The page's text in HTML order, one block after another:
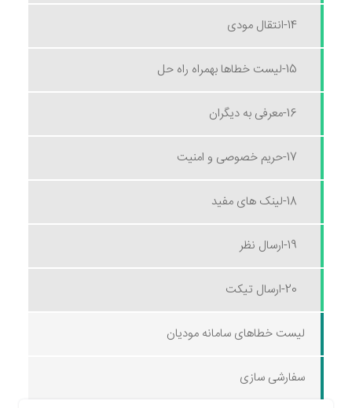
14-انتقال مودی
15-لیست خطاها بهمراه راه حل
16-معرفی به دیگران
17-حریم خصوصی و امنیت
18-لینک های مفید
19-ارسال نظر
20-ارسال تیکت
لیست خطاهای سامانه مودیان
سفارشی سازی